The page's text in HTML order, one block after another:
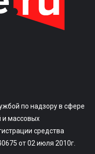
по надзору в сфере
и массовых
средства
от 02 июля 2010г.